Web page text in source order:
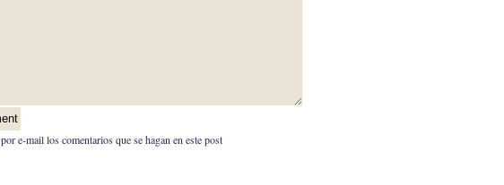
e-mail los comentarios que se hagan en este post